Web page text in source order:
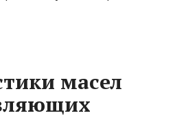
масел